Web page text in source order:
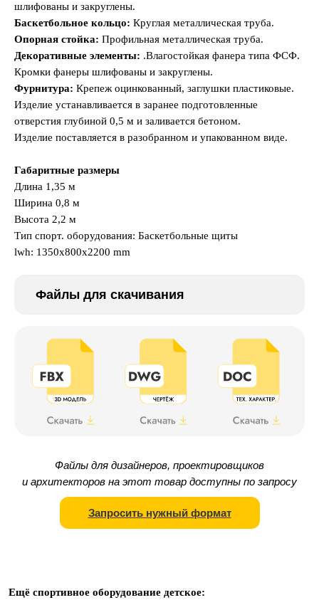
шлифованы и закруглены.
Баскетбольное кольцо: Круглая металлическая труба.
Опорная стойка: Профильная металлическая труба.
Декоративные элементы: .Влагостойкая фанера типа ФСФ.
Кромки фанеры шлифованы и закруглены.
Фурнитура: Крепеж оцинкованный, заглушки пластиковые.
Изделие устанавливается в заранее подготовленные
отверстия глубиной 0,5 м и заливается бетоном.
Изделие поставляется в разобранном и упакованном виде.
Габаритные размеры
Длина 1,35 м
Ширина 0,8 м
Высота 2,2 м
Тип спорт. оборудования: Баскетбольные щиты
lwh: 1350x800x2200 mm
Файлы для скачивания
Файлы для дизайнеров, проектировщиков
и архитекторов на этот товар доступны по запросу
Запросить нужный формат
Ещё спортивное оборудование детское: